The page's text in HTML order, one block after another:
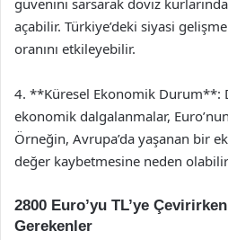
açabilir. Türkiye’deki siyasi
oranını etkileyebilir.
4. **Küresel Ekonomik Durum**:
ekonomik dalgalanmalar,
Örneğin, Avrupa’da yaşanan bir
değer kaybetmesine neden
2800 Euro’yu TL’ye
Gerekenler